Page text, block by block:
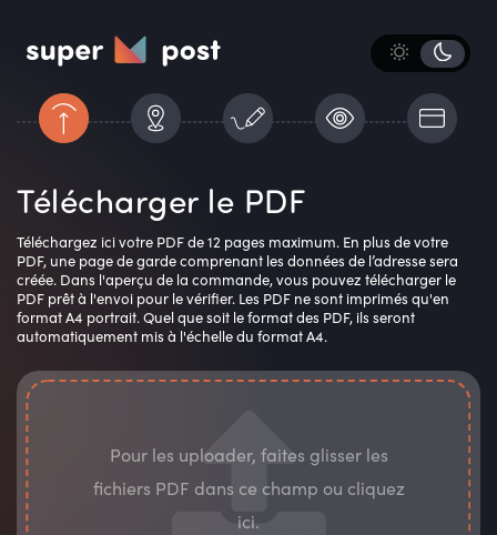
Télécharger le PDF
Téléchargez ici votre PDF de 12 pages maximum. En plus de votre
PDF, une page de garde comprenant les données de l’adresse sera
créée. Dans l'aperçu de la commande, vous pouvez télécharger le
PDF prêt à l'envoi pour le vérifier. Les PDF ne sont imprimés qu'en
format A4 portrait. Quel que soit le format des PDF, ils seront
automatiquement mis à l'échelle du format A4.
Pour les uploader, faites glisser les
fichiers PDF dans ce champ ou cliquez
ici.